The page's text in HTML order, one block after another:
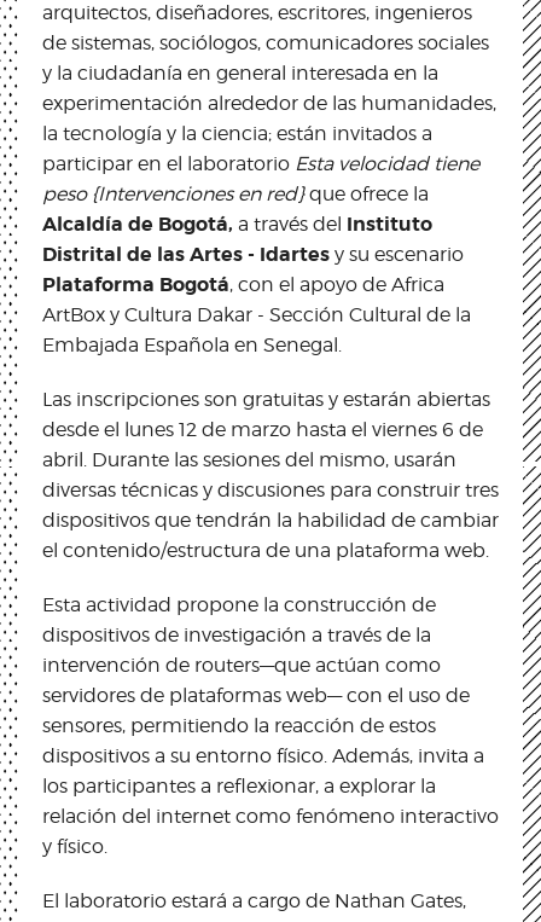
arquitectos, diseñadores, escritores, ingenieros
de sistemas, sociólogos, comunicadores sociales
y la ciudadanía en general interesada en la
experimentación alrededor de las humanidades,
la tecnología y la ciencia; están invitados a
participar en el laboratorio Esta velocidad tiene
peso {Intervenciones en red}que ofrece la
Alcaldía de Bogotá, a través del Instituto
Distrital de las Artes - Idartes y su escenario
Plataforma Bogotá, con el apoyo de Africa
ArtBox y Cultura Dakar - Sección Cultural de la
Embajada Española en Senegal.
Las inscripciones son gratuitas y estarán abiertas
desde el lunes 12 de marzo hasta el viernes 6 de
abril. Durante las sesiones del mismo, usarán
diversas técnicas y discusiones para construir tres
dispositivos que tendrán la habilidad de cambiar
el contenido/estructura de una plataforma web.
Esta actividad propone la construcción de
dispositivos de investigación a través de la
intervención de routers––que actúan como
servidores de plataformas web–– con el uso de
sensores, permitiendo la reacción de estos
dispositivos a su entorno físico. Además, invita a
los participantes a reflexionar, a explorar la
relación del internet como fenómeno interactivo
y físico.
El laboratorio estará a cargo de Nathan Gates,